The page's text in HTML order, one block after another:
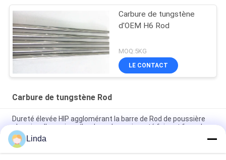
Carbure de tungstène
d'OEM H6 Rod
MOQ:5KG
LE CONTACT
Carbure de tungstène Rod
Dureté élevée HIP agglomérant la barre de Rod de poussière
abrasive d'en cuivre d'or de carbure cimenté faisant face dur
Outils de coupe durs de barre d'alliage de Rod Grade Round
Welding Solid de carbure cimenté d'OIN
Linda